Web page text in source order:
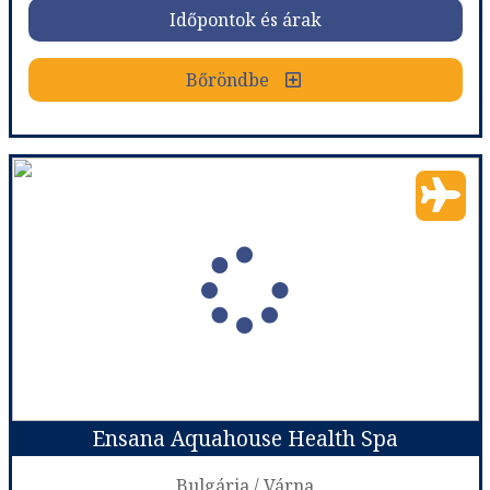
Bőröndbe
Időpontok és árak
Bőröndbe
Astera Hotel & Spa
Golden Sands
Utazás módja:
Ellátás: All inclusive
Szálláskategória:Hotel ****
DOUBLE STANDARD - Standard view room
Időpont: 2026-09-19 | 3 éj
Ensana Aquahouse Health Spa